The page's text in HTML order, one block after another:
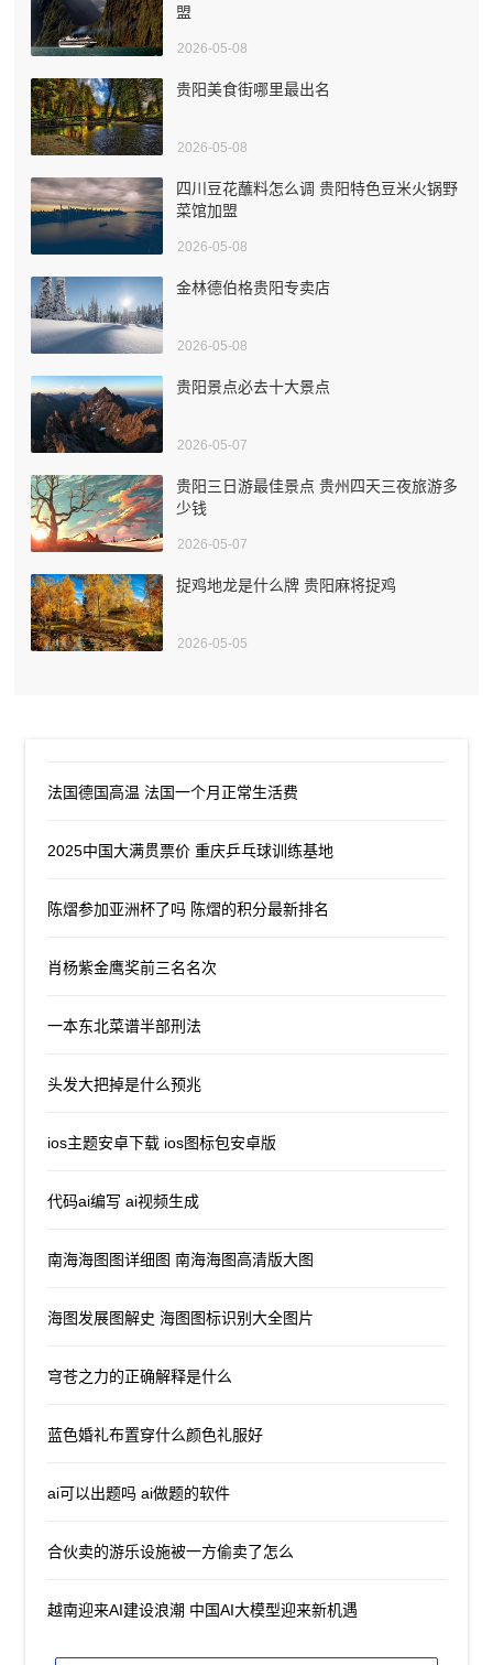
盟
2026-05-08
贵阳美食街哪里最出名
2026-05-08
四川豆花蘸料怎么调 贵阳特色豆米火锅野
菜馆加盟
2026-05-08
金林德伯格贵阳专卖店
2026-05-08
贵阳景点必去十大景点
2026-05-07
贵阳三日游最佳景点 贵州四天三夜旅游多
少钱
2026-05-07
捉鸡地龙是什么牌 贵阳麻将捉鸡
2026-05-05
法国德国高温 法国一个月正常生活费
2025中国大满贯票价 重庆乒乓球训练基地
陈熠参加亚洲杯了吗 陈熠的积分最新排名
肖杨紫金鹰奖前三名名次
一本东北菜谱半部刑法
头发大把掉是什么预兆
ios主题安卓下载 ios图标包安卓版
代码ai编写 ai视频生成
南海海图图详细图 南海海图高清版大图
海图发展图解史 海图图标识别大全图片
穹苍之力的正确解释是什么
蓝色婚礼布置穿什么颜色礼服好
ai可以出题吗 ai做题的软件
合伙卖的游乐设施被一方偷卖了怎么
越南迎来AI建设浪潮 中国AI大模型迎来新机遇